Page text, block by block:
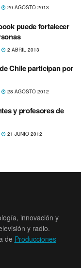
20 AGOSTO 2013
puede fortalecer
2 ABRIL 2013
Chile participan por
28 AGOSTO 2012
y profesores de
21 JUNIO 2012
innovación y
y radio.
de Producciones